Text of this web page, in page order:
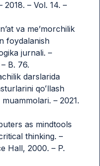
2018. – Vol. 14. –
va me’morchilik
foydalanish
jurnali. –
B. 76.
darslarida
qoʻllash
– 2021.
as mindtools
thinking. –
Hall, 2000. – P.